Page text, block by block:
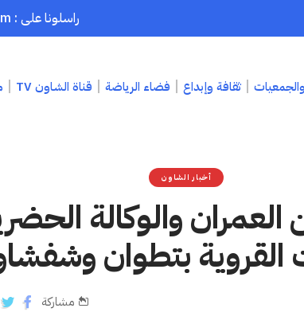
راسلونا على : chaouenpress1@gmail.com
ثقافة وإبداع فضاء الرياضة قناة الشاون TV
أخبار الشاون
والوكالة
القروية بتطوان
مشاركة